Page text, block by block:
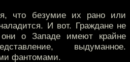
что безумие их рано или
И вот. Граждане не
о Западе имеют крайне
выдуманное.
фантомами.